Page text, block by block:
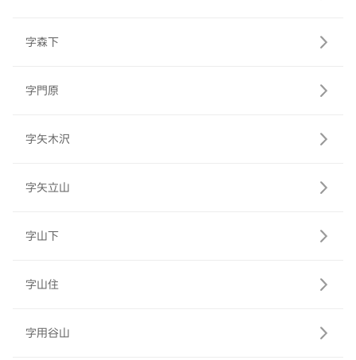
字森下
字門原
字矢木沢
字矢立山
字山下
字山住
字用谷山